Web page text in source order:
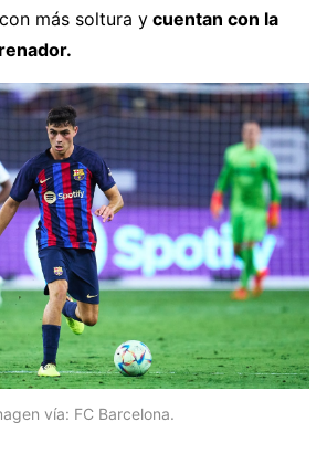
más soltura y cuentan con la
vía: FC Barcelona.